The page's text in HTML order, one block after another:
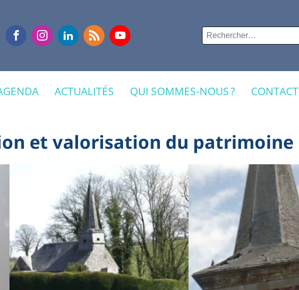
Rechercher :
ACTUALITÉS QUI SOMMES-NOUS ? CONTACT
et valorisation du patrimoine